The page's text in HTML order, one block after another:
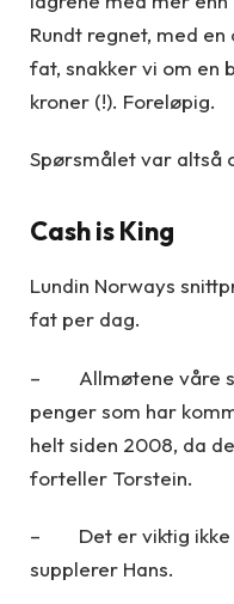
Rundt regnet, med
fat, snakker vi om en
kroner (!). Foreløpig.
Spørsmålet var altså
Cash is King
Lundin Norways
fat per dag.
– Allmøtene våre
penger som har
helt siden 2008, da
forteller Torstein.
– Det er viktig ikke
supplerer Hans.